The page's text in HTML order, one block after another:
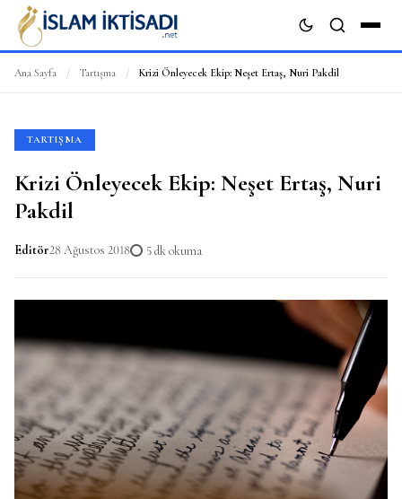
Ana Sayfa / Tartışma / Krizi Önleyecek Ekip: Neşet Ertaş, Nuri Pakdil
TARTIŞMA
Krizi Önleyecek Ekip: Neşet Ertaş, Nuri
Pakdil
Editör28 Ağustos 2018 5 dk okuma